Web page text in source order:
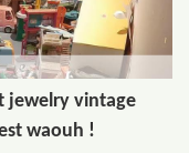
jewelry vintage
waouh !